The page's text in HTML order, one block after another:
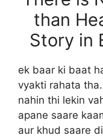
than
Story in
ek baar ki baat
vyakti rahata
nahin thi lekin
apane saare
aur khud saare